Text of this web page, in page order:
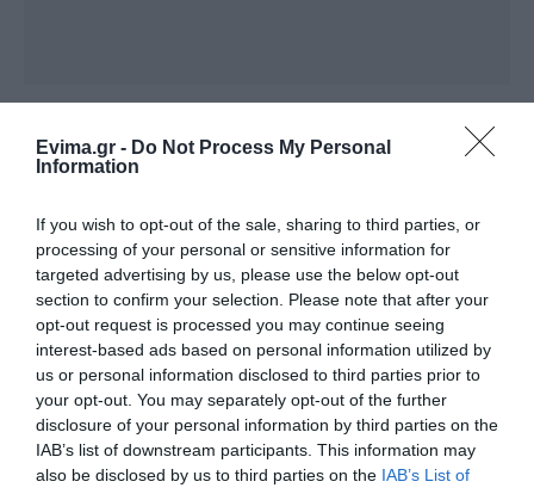
Evima.gr - Do Not Process My Personal
Information
If you wish to opt-out of the sale, sharing to third parties, or
processing of your personal or sensitive information for
targeted advertising by us, please use the below opt-out
section to confirm your selection. Please note that after your
opt-out request is processed you may continue seeing
interest-based ads based on personal information utilized by
us or personal information disclosed to third parties prior to
your opt-out. You may separately opt-out of the further
disclosure of your personal information by third parties on the
IAB’s list of downstream participants. This information may
also be disclosed by us to third parties on the IAB’s List of
Δείτε τι έκανε Δήμος της Εύβοιας για τις
Εύβοια: Χωρίς νερό τα σπίτια σε αυτό το
χωριό, χωρίς ενημέρωση οι κάτοικοι
Ολοκληρώθηκε μεγάλο οδικό έργο στην
Εύβοια: Δείτε σε ποια περιοχή
Ακολουθήστε το evima.gr στοGoogle News
Διαβάστε όλες τιςειδήσεις για την Εύβοια